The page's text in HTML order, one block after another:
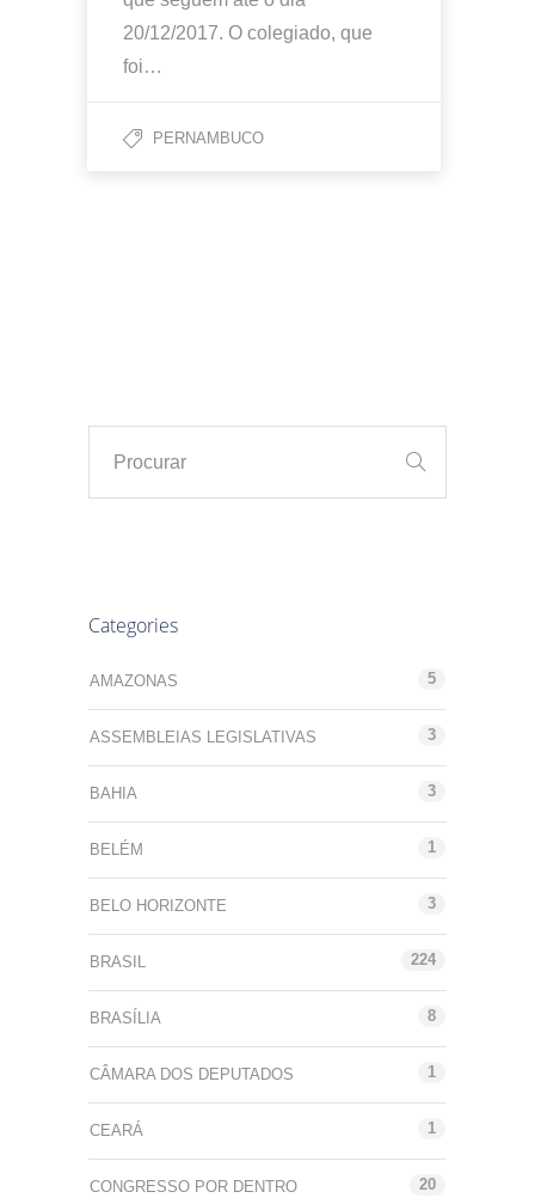
20/12/2017. O colegiado, que
foi…
PERNAMBUCO
Categories
AMAZONAS 5
ASSEMBLEIAS LEGISLATIVAS 3
BAHIA 3
BELÉM 1
BELO HORIZONTE 3
BRASIL 224
BRASÍLIA 8
CÂMARA DOS DEPUTADOS 1
CEARÁ 1
CONGRESSO POR DENTRO 20